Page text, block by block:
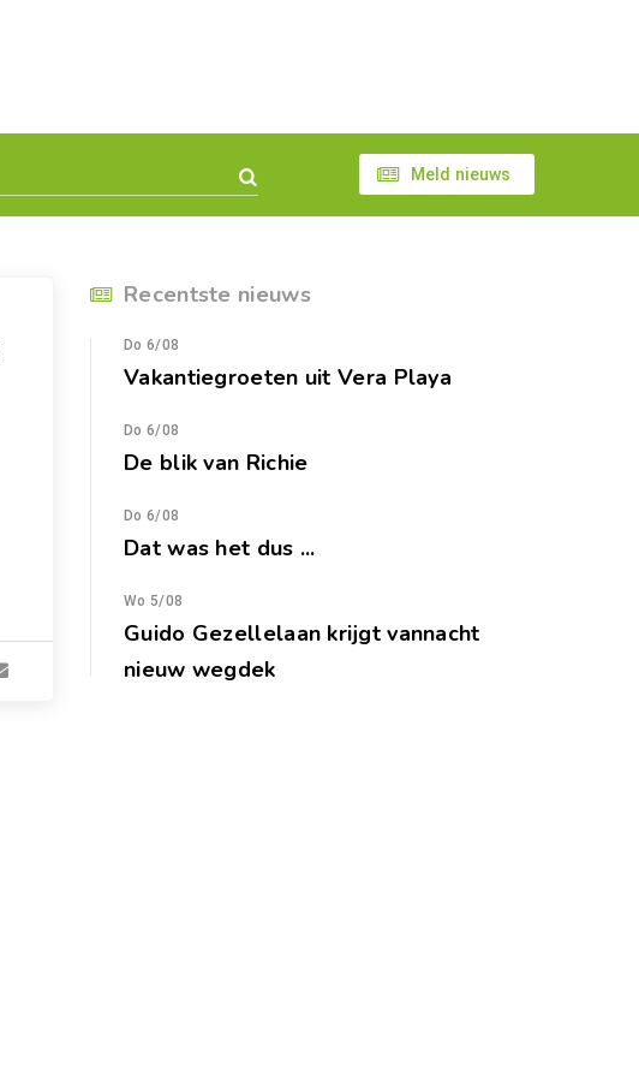
Meld nieuws
Recentste nieuws
Do 6/08
Vakantiegroeten uit Vera Playa
Do 6/08
De blik van Richie
Do 6/08
Dat was het dus ...
Wo 5/08
Guido Gezellelaan krijgt vannacht
nieuw wegdek